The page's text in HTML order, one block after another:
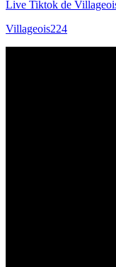
Live Tiktok de
Villageois224